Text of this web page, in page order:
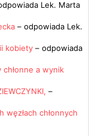
Lek. Marta
– odpowiada Lek.
kobiety – odpowiada
a wynik
–
chłonnych